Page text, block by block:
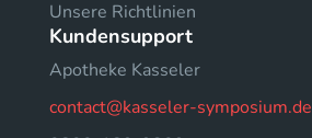
Unsere Richtlinien
Kundensupport
Apotheke Kasseler
contact@kasseler-symposium.de